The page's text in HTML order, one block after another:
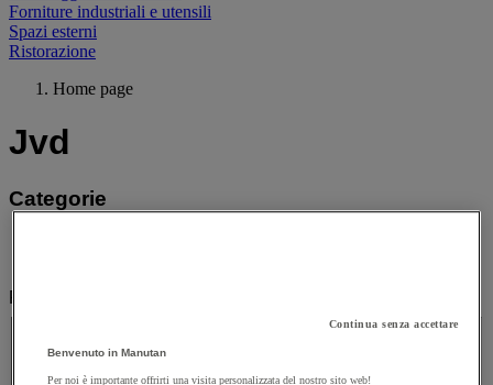
Forniture industriali e utensili
Spazi esterni
Ristorazione
Home page
Jvd
Categorie
Continua senza accettare
Benvenuto in Manutan
Per noi è importante offrirti una visita personalizzata del nostro sito web!